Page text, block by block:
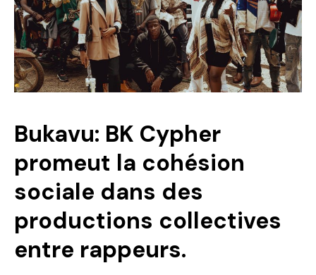
Politique
Technologies
Entreprenariat
Bukavu: BK Cypher
promeut la cohésion
sociale dans des
productions collectives
entre rappeurs.